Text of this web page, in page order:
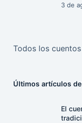
3 de
Todos los cuentos
Últimos artículos
El